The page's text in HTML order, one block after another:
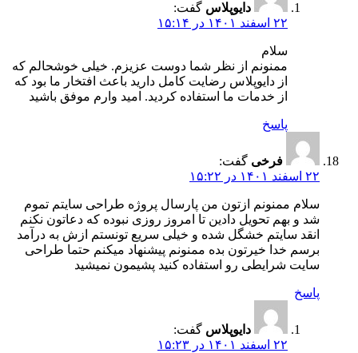
دایوپلاس گفت:
۲۲ اسفند ۱۴۰۱ در ۱۵:۱۴
سلام
ممنونم از نظر شما دوست عزیزم. خیلی خوشحالم که
از دایوپلاس رضایت کامل دارید باعث افتخار ما بود که
از خدمات ما استفاده کردید. امید وارم موفق باشید
پاسخ
فرخی گفت:
۲۲ اسفند ۱۴۰۱ در ۱۵:۲۲
سلام ممنونم ازتون من پارسال پروژه طراحی سایتم تموم
شد و بهم تحویل دادین تا امروز روزی نبوده که دعاتون نکنم
انقد سایتم خشگل شده و خیلی سریع تونستم ازش به درآمد
برسم خدا خیرتون بده ممنونم پیشنهاد میکنم حتما طراحی
سایت شرایطی رو استفاده کنید پشیمون نمیشید
پاسخ
دایوپلاس گفت:
۲۲ اسفند ۱۴۰۱ در ۱۵:۲۳